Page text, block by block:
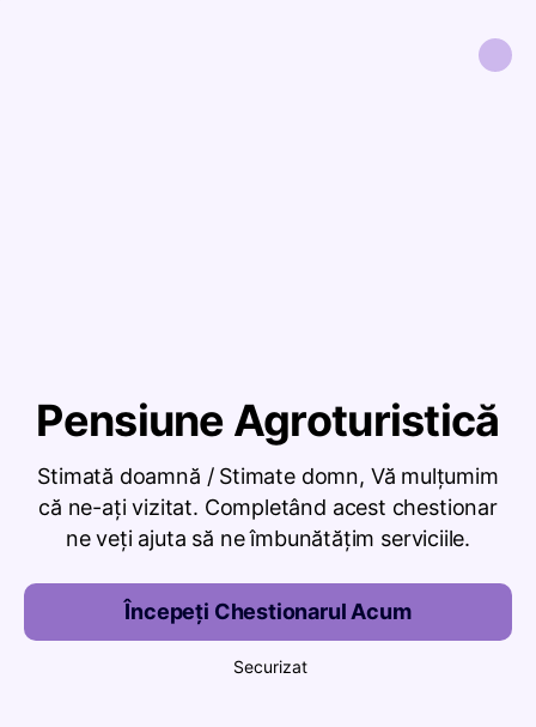
Pensiune Agroturistică
Stimată doamnă / Stimate domn, Vă mulțumim
că ne-ați vizitat. Completând acest chestionar
ne veți ajuta să ne îmbunătățim serviciile.
Începeți Chestionarul Acum
Securizat